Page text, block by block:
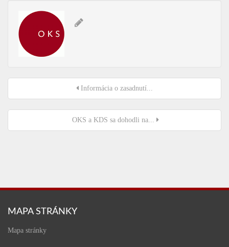
Informácia o zasadnutí...
OKS a KDS sa dohodli na...
MAPA STRÁNKY
Mapa stránky